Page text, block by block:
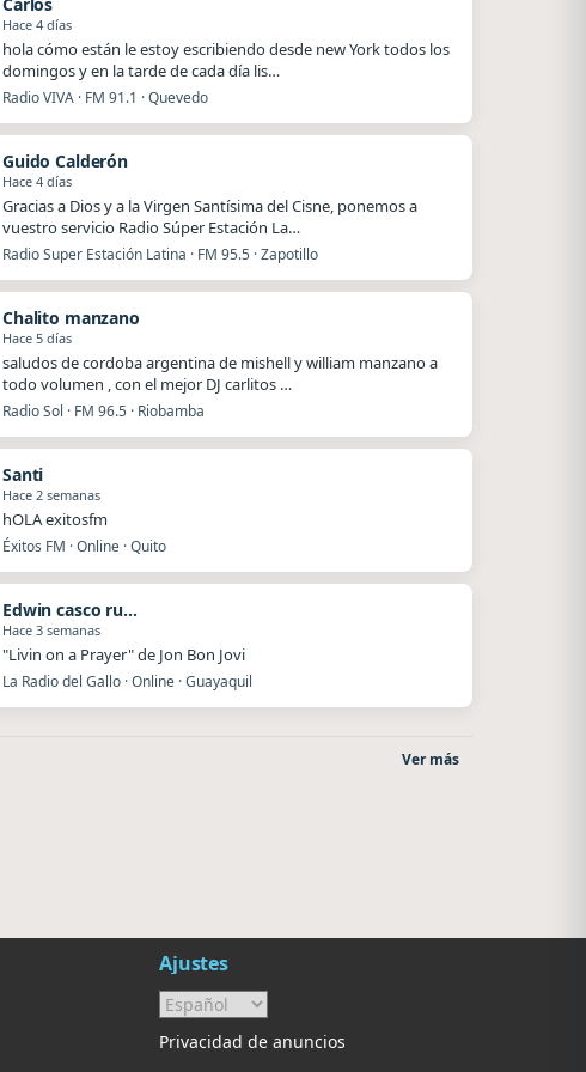
Hace 4 días
hola cómo están le estoy escribiendo desde new York todos los
domingos y en la tarde de cada día lis…
Radio VIVA · FM 91.1 · Quevedo
Guido Calderón
Hace 4 días
Gracias a Dios y a la Virgen Santísima del Cisne, ponemos a
vuestro servicio Radio Súper Estación La…
Radio Super Estación Latina · FM 95.5 · Zapotillo
Chalito manzano
Hace 5 días
saludos de cordoba argentina de mishell y william manzano a
todo volumen , con el mejor DJ carlitos …
Radio Sol · FM 96.5 · Riobamba
Santi
Hace 2 semanas
hOLA exitosfm
Éxitos FM · Online · Quito
Edwin casco rugel
Hace 3 semanas
"Livin on a Prayer" de Jon Bon Jovi
La Radio del Gallo · Online · Guayaquil
Ver más
Ajustes
Privacidad de anuncios